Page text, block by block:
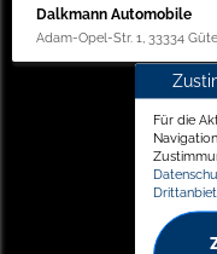
Dalkmann Automobile
Adam-Opel-Str. 1, 33334
Für die